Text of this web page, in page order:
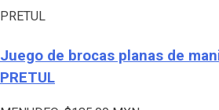
PRETUL
Juego de brocas planas de
PRETUL